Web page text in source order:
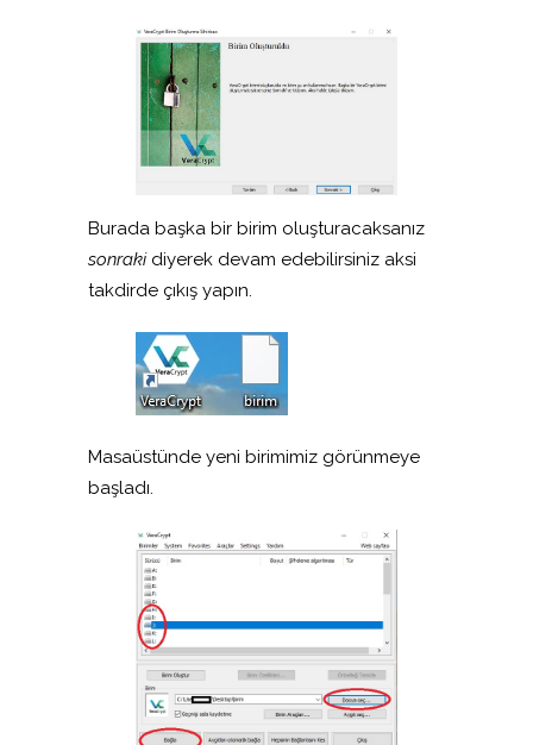
Burada başka bir birim oluşturacaksanız
sonraki diyerek devam edebilirsiniz aksi
takdirde çıkış yapın.
Masaüstünde yeni birimimiz görünmeye
başladı.